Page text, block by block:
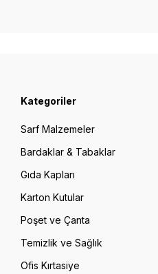
Kategoriler
Sarf Malzemeler
Bardaklar & Tabaklar
Gıda Kapları
Karton Kutular
Poşet ve Çanta
Temizlik ve Sağlık
Ofis Kırtasiye